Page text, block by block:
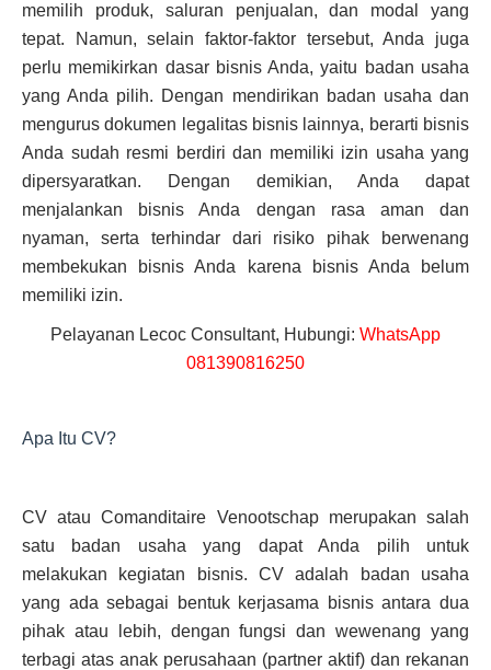
memilih produk, saluran penjualan, dan modal yang
tepat. Namun, selain faktor-faktor tersebut, Anda juga
perlu memikirkan dasar bisnis Anda, yaitu badan usaha
yang Anda pilih. Dengan mendirikan badan usaha dan
mengurus dokumen legalitas bisnis lainnya, berarti bisnis
Anda sudah resmi berdiri dan memiliki izin usaha yang
dipersyaratkan. Dengan demikian, Anda dapat
menjalankan bisnis Anda dengan rasa aman dan
nyaman, serta terhindar dari risiko pihak berwenang
membekukan bisnis Anda karena bisnis Anda belum
memiliki izin.
Pelayanan Lecoc Consultant, Hubungi: WhatsApp
081390816250
Apa Itu CV?
CV atau Comanditaire Venootschap merupakan salah
satu badan usaha yang dapat Anda pilih untuk
melakukan kegiatan bisnis. CV adalah badan usaha
yang ada sebagai bentuk kerjasama bisnis antara dua
pihak atau lebih, dengan fungsi dan wewenang yang
terbagi atas anak perusahaan (partner aktif) dan rekanan